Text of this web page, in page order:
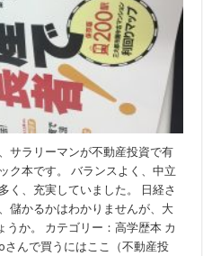
サラリーマンが不動産投資で有
ク本です。 バランスよく、中立
く、充実していました。 日経さ
儲かるかはわかりませんが、大
うか。 カテゴリー：高学歴本 カ
んで買うにはここ（不動産投